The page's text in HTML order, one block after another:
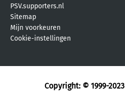
PSV.supporters.nl
Sitemap
Mijn voorkeuren
Cookie-instellingen
Copyright: © 1999-2023